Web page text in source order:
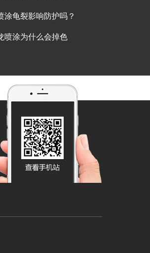
涂龟裂影响防护吗？
喷涂为什么会掉色